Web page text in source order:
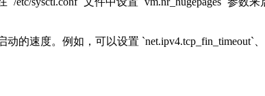
速度。例如，可以设置 `net.ipv4.tcp_fin_timeout`、